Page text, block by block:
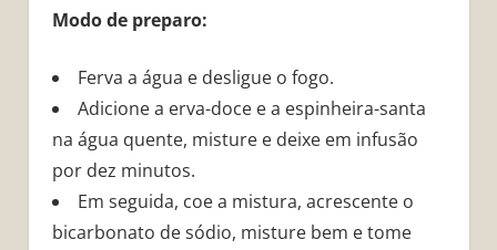
Modo de preparo:
Ferva a água e desligue o fogo.
Adicione a erva-doce e a espinheira-santa
na água quente, misture e deixe em infusão
por dez minutos.
Em seguida, coe a mistura, acrescente o
bicarbonato de sódio, misture bem e tome